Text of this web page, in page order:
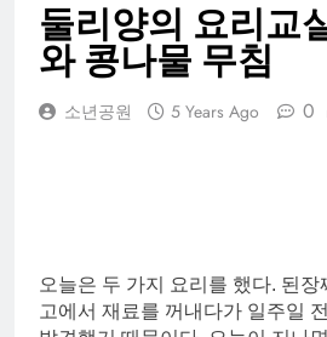
둘리양의 요리교
와 콩나물 무침
소년공원 5 Years Ago 0
오늘은 두 가지 요리를 했다. 된
고에서 재료를 꺼내다가 일주일